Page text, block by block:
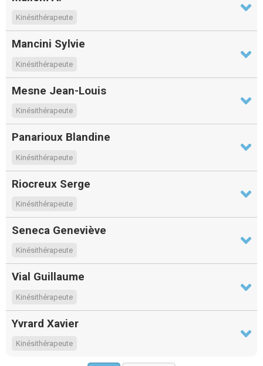
Kinésithérapeute
Mancini Sylvie
Kinésithérapeute
Mesne Jean-Louis
Kinésithérapeute
Panarioux Blandine
Kinésithérapeute
Riocreux Serge
Kinésithérapeute
Seneca Geneviève
Kinésithérapeute
Vial Guillaume
Kinésithérapeute
Yvrard Xavier
Kinésithérapeute